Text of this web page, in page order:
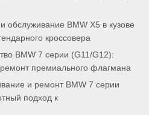
BMW X5 в кузове
кроссовера
BMW 7 серии (G11/G12):
премиального флагмана
и ремонт BMW 7 серии
подход к